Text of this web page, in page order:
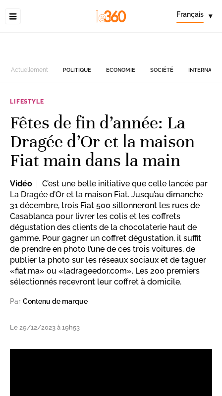
Français ▾
Actuellement POLITIQUE ECONOMIE SOCIÉTÉ
LIFESTYLE
Fêtes de fin d’année: La
Dragée d’Or et la maison
Fiat main dans la main
Vidéo
C’est une belle initiative que celle lancée par
La Dragée d’Or et la maison Fiat. Jusqu’au dimanche
31 décembre, trois Fiat 500 sillonneront les rues de
Casablanca pour livrer les colis et les coffrets
dégustation des clients de la chocolaterie haut de
gamme. Pour gagner un coffret dégustation, il suffit
de prendre en photo l’une de ces trois voitures, de
publier la photo sur les réseaux sociaux et de taguer
«fiat.ma» ou «ladrageedor.com». Les 200 premiers
sélectionnés recevront leur coffret à domicile.
Par Contenu de marque
Le 29/12/2023 à 19h53